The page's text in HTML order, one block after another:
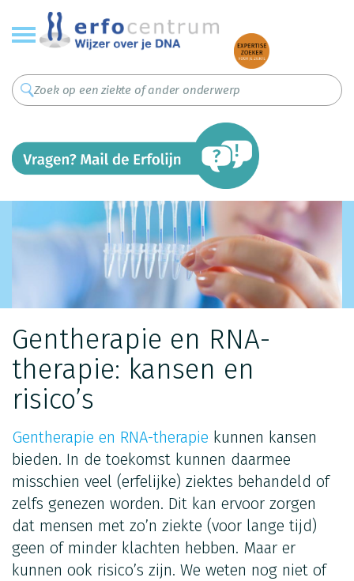
Overslaan
en
naar
inhoud
gaan
Gentherapie en RNA-
therapie: kansen en
risico’s
Gentherapie en RNA-therapie kunnen kansen
bieden. In de toekomst kunnen daarmee
misschien veel (erfelijke) ziektes behandeld of
zelfs genezen worden. Dit kan ervoor zorgen
dat mensen met zo’n ziekte (voor lange tijd)
geen of minder klachten hebben. Maar er
kunnen ook risico’s zijn. We weten nog niet of